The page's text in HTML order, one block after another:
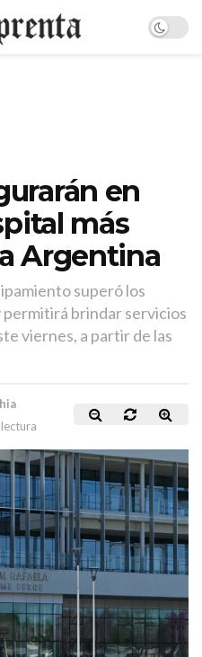
en
más
Argentina
superó los
permitirá brindar servicios
viernes, a partir de las